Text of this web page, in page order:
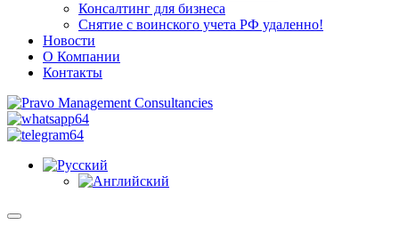
Консалтинг для бизнеса
Снятие с воинского учета РФ удаленно!
Новости
О Компании
Контакты